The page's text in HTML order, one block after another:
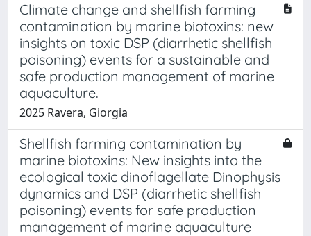
Climate change and shellfish farming
contamination by marine biotoxins: new
insights on toxic DSP (diarrhetic shellfish
poisoning) events for a sustainable and
safe production management of marine
aquaculture.
2025 Ravera, Giorgia
Shellfish farming contamination by
marine biotoxins: New insights into the
ecological toxic dinoflagellate Dinophysis
dynamics and DSP (diarrhetic shellfish
poisoning) events for safe production
management of marine aquaculture